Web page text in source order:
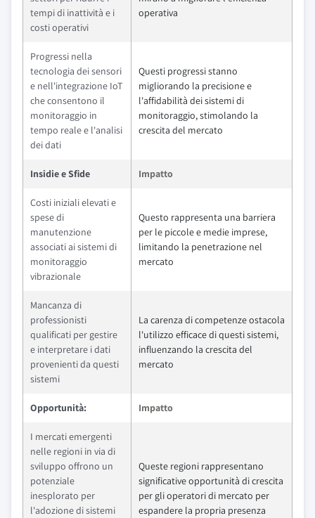
tempi di inattività e i
costi operativi
operativa
Progressi nella
tecnologia dei sensori
e nell'integrazione IoT
che consentono il
monitoraggio in
tempo reale e l'analisi
dei dati
Questi progressi stanno
migliorando la precisione e
l'affidabilità dei sistemi di
monitoraggio, stimolando la
crescita del mercato
Insidie e Sfide Impatto
Costi iniziali elevati e
spese di
manutenzione
associati ai sistemi di
monitoraggio
vibrazionale
Questo rappresenta una barriera
per le piccole e medie imprese,
limitando la penetrazione nel
mercato
Mancanza di
professionisti
qualificati per gestire
e interpretare i dati
provenienti da questi
sistemi
La carenza di competenze ostacola
l'utilizzo efficace di questi sistemi,
influenzando la crescita del
mercato
Opportunità: Impatto
I mercati emergenti
nelle regioni in via di
sviluppo offrono un
potenziale
inesplorato per
l'adozione di sistemi
Queste regioni rappresentano
significative opportunità di crescita
per gli operatori di mercato per
espandere la propria presenza